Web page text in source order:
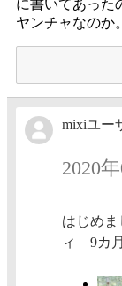
に書いてあった
ヤンチャなのか
mixiユー
2020
はじめま
ィ 9カ